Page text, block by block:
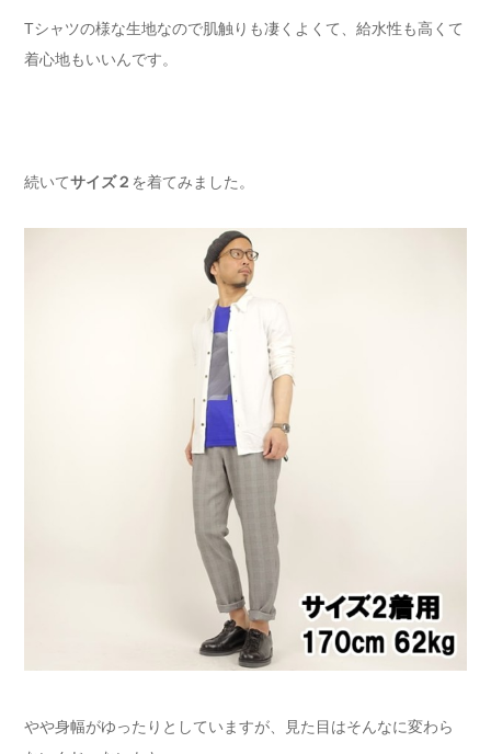
Tシャツの様な生地なので肌触りも凄くよくて、給水性も高くて
着心地もいいんです。
続いてサイズ２ を着てみました。
やや身幅がゆったりとしていますが、見た目はそんなに変わら